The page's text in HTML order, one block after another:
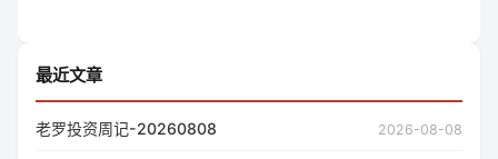
最近文章
老罗投资周记-20260808 2026-08-08